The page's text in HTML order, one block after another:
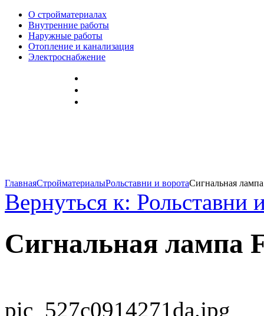
О стройматериалах
Внутренние работы
Наружные работы
Отопление и канализация
Электроснабжение
ГлавнаяСтройматериалыРольставни и воротаСигнальная
Вернуться к: Рольставни
Сигнальная лампа
pic_527c0914271da.jpg